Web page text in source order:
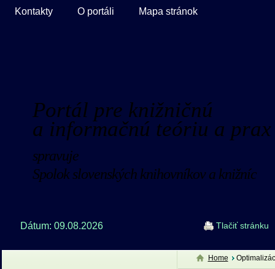
Portál pre knižničnú
a informačnú teóriu a prax
spravuje
Spolok slovenských knihovníkov a knižníc
Dátum: 09.08.2026 Tlačiť stránku
Kontakty O portáli Mapa stránok
Home